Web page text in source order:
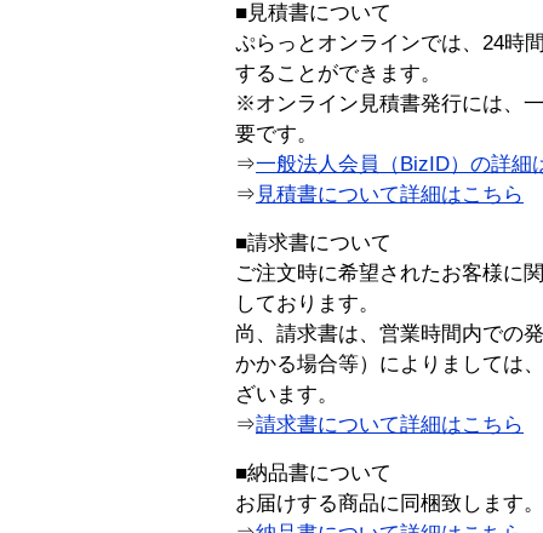
■見積書について
ぷらっとオンラインでは、24時
することができます。
※オンライン見積書発行には、
要です。
⇒一般法人会員（BizID）の詳細
⇒ 見積書について詳細はこちら
■請求書について
ご注文時に希望されたお客様に
しております。
尚、請求書は、営業時間内での
かかる場合等）によりましては
ざいます。
⇒請求書について詳細はこちら
■納品書について
お届けする商品に同梱致します。